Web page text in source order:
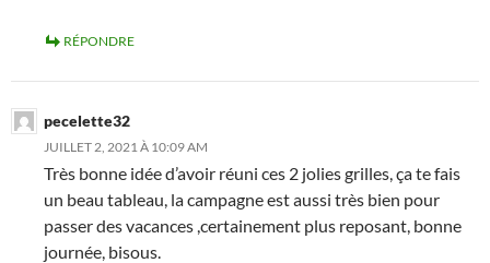
RÉPONDRE
pecelette32
JUILLET 2, 2021 À 10:09 AM
Très bonne idée d’avoir réuni ces 2 jolies grilles, ça te fais
un beau tableau, la campagne est aussi très bien pour
passer des vacances ,certainement plus reposant, bonne
journée, bisous.